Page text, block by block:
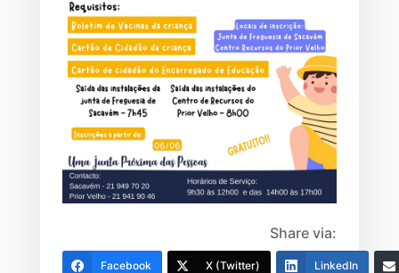
Share via:
Facebook X (Twitter) LinkedIn